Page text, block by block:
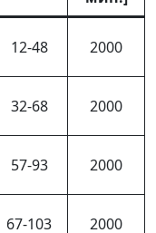
12-48 2000
32-68 2000
57-93 2000
67-103 2000